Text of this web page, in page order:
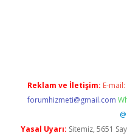
Reklam ve İletişim: E-mail:
forumhizmeti@gmail.com
Yasal Uyarı: Sitemiz, 5651